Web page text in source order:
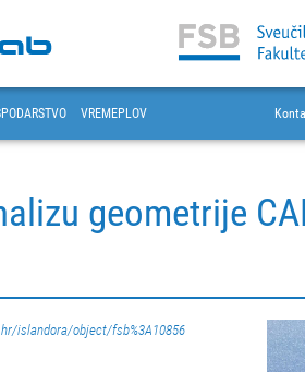
VREMEPLOV
geometrije
islandora/object/fsb%3A10856